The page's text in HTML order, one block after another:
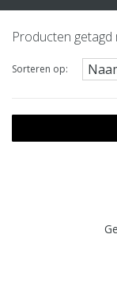
Producten
Sorteren op: